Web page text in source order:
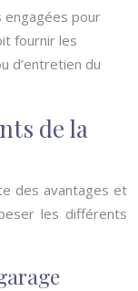
pour
fournir les
d’entretien du
de la
des avantages et
les différents